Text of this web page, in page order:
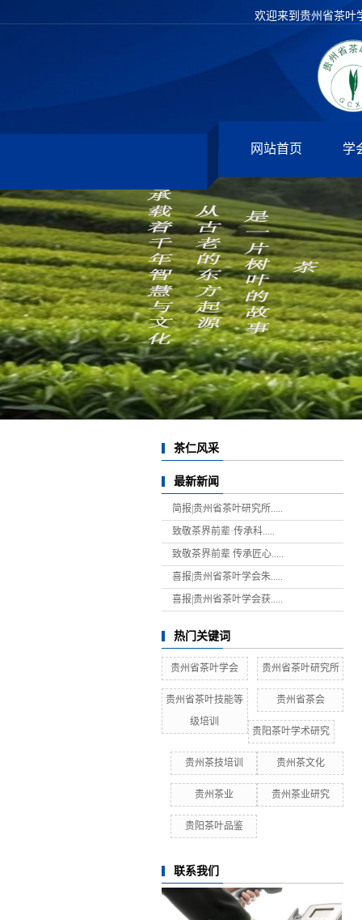
欢迎来到贵州省茶叶
网站首页 学
茶仁风采
最新新闻
简报|贵州省茶叶研究所.....
致敬茶界前辈·传承科.....
致敬茶界前辈 传承匠心.....
喜报|贵州省茶叶学会朱.....
喜报|贵州省茶叶学会获.....
热门关键词
贵州省茶叶学会 贵州省茶叶研究所
贵州省茶叶技能等
级培训
贵州省茶会
贵阳茶叶学术研究
贵州茶技培训 贵州茶文化
贵州茶业 贵州茶业研究
贵阳茶叶品鉴
联系我们